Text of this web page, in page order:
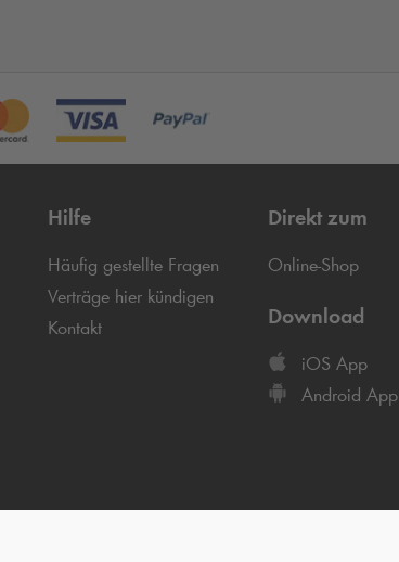
Hilfe
Häufig gestellte Fragen
Verträge hier kündigen
Kontakt
Direkt zum
Online-Shop
Download
iOS App
Android App